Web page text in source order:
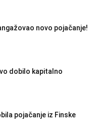
novo pojačanje!
dobilo kapitalno
pojačanje iz Finske